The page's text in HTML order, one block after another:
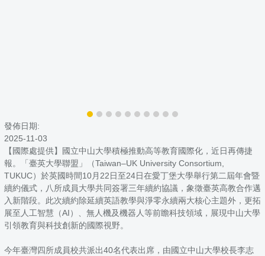
發佈日期:
2025-11-03
【國際處提供】國立中山大學積極推動高等教育國際化，近日再傳捷
報。「臺英大學聯盟」（Taiwan–UK University Consortium,
TUKUC）於英國時間10月22日至24日在愛丁堡大學舉行第二屆年會暨
續約儀式，八所成員大學共同簽署三年續約協議，象徵臺英高教合作邁
入新階段。此次續約除延續英語教學與淨零永續兩大核心主題外，更拓
展至人工智慧（AI）、無人機及機器人等前瞻科技領域，展現中山大學
引領教育與科技創新的國際視野。
今年臺灣四所成員校共派出40名代表出席，由國立中山大學校長李志